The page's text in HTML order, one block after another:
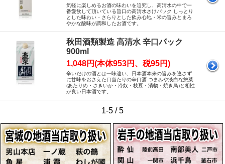
気軽に楽しめるお酒の味わいを追究し、高清水の中で一
番愛飲して頂いている旨口の高清水さけパック しっとり
とした味わい・さらりとした飲み心地・米の旨みとまろ
やかな酸味が調和したお酒です。
秋田酒類製造 高清水 辛口パック
900ml
1,048円(本体953円、税95円)
辛いだけの酒とは一味違い、日本酒本来の旨みを逃さず
に甘味をおさえた口当たりの辛口酒 つまみや淡白な惣菜
(あたりめ・さきいか・冷奴・枝豆・漬物・焼き鳥)と相性
が良い日本酒です。
1-5 / 5